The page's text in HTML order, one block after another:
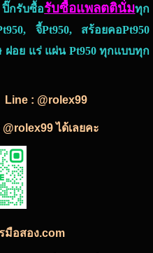
กรับซื้อรับซื้อแพลตตินั่มทุก
จี้Pt950, สร้อยคอPt950
ฝอย แร่ แผ่น Pt950 ทุกแบบทุก
Line : @rolex99
ได้เลยคะ
มือสอง.com